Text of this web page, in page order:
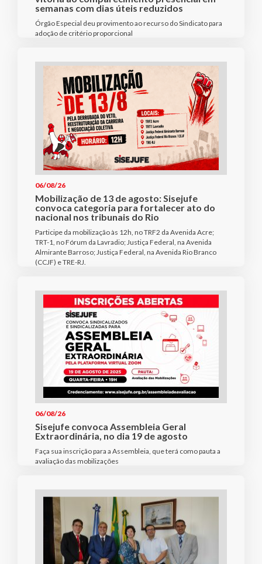
semanas com dias úteis reduzidos
Órgão Especial deu provimento ao recurso do Sindicato para
adoção de critério proporcional
06/08/26
Mobilização de 13 de agosto: Sisejufe
convoca categoria para fortalecer ato do
nacional nos tribunais do Rio
Participe da mobilização às 12h, no TRF2 da Avenida Acre;
TRT-1, no Fórum da Lavradio; Justiça Federal, na Avenida
Almirante Barroso; Justiça Federal, na Avenida Rio Branco
(CCJF) e TRE-RJ.
06/08/26
Sisejufe convoca Assembleia Geral
Extraordinária, no dia 19 de agosto
Faça sua inscrição para a Assembleia, que terá como pauta a
avaliação das mobilizações